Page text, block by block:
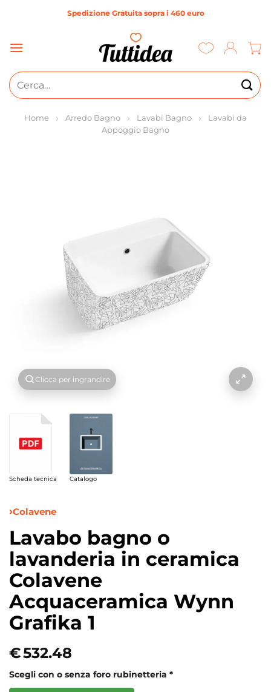
Spedizione Gratuita sopra i 460 euro
Cerca:
Home Arredo Bagno Lavabi Bagno
Lavabi da
Appoggio Bagno
Clicca per ingrandire
Scheda tecnica Catalogo
Colavene
Lavabo bagno o
lavanderia in ceramica
Colavene
Acquaceramica Wynn
Grafika 1
€532.48
Scegli con o senza foro rubinetteria *